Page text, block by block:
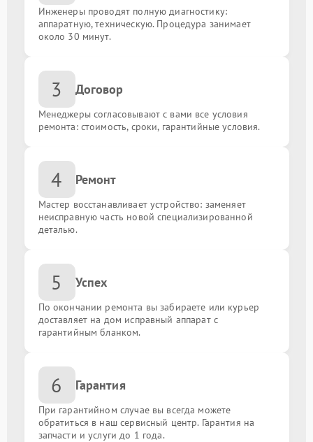
Ремонт цепи питания от 1800.00 ₽
Настройка BIOS от 1350.00 ₽
Замена конденсаторов
Установка кулера от 1500.00 ₽
Ремонт системы управления
Восстановление дорожек
Замена резисторов
Замена батарейки биоса от 250.00 ₽
Инженеры проводят полную диагностику:
аппаратную, техническую. Процедура занимает
около 30 минут.
3 Договор
Менеджеры согласовывают с вами все условия
ремонта: стоимость, сроки, гарантийные условия.
4 Ремонт
Мастер восстанавливает устройство: заменяет
неисправную часть новой специализированной
деталью.
5 Успех
По окончании ремонта вы забираете или курьер
доставляет на дом исправный аппарат с
гарантийным бланком.
6 Гарантия
При гарантийном случае вы всегда можете
обратиться в наш сервисный центр. Гарантия на
запчасти и услуги до 1 года.